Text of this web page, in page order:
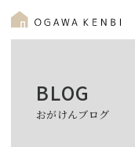
BLOG
おがけんブログ